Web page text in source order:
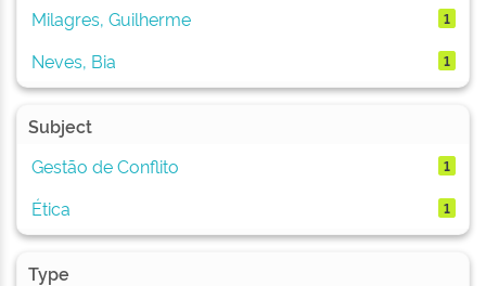
Milagres, Guilherme 1
Neves, Bia 1
Subject
Gestão de Conflito
1
Ética 1
Type